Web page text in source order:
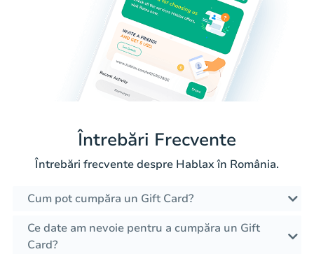
Întrebări Frecvente
Întrebări frecvente despre Hablax în România.
Cum pot cumpăra un Gift Card?
Ce date am nevoie pentru a cumpăra un Gift
Card?